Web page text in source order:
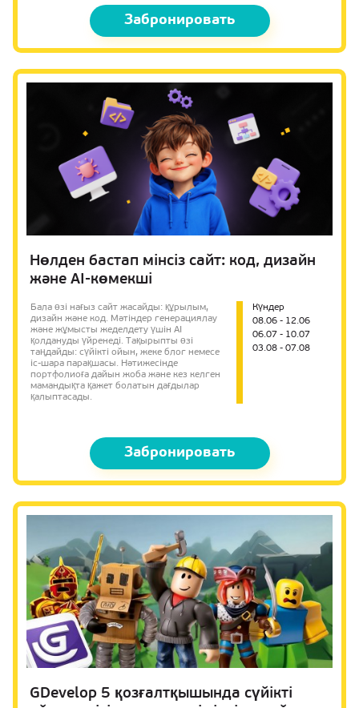
Забронировать
Нөлден бастап мінсіз сайт: код, дизайн
және AI-көмекші
Бала өзі нағыз сайт жасайды: құрылым,
дизайн және код. Мәтіндер генерациялау
және жұмысты жеделдету үшін AI
қолдануды үйренеді. Тақырыпты өзі
таңдайды: сүйікті ойын, жеке блог немесе
іс-шара парақшасы. Нәтижесінде
портфолиоға дайын жоба және кез келген
мамандықта қажет болатын дағдылар
қалыптасады.
Күндер
08.06 - 12.06
06.07 - 10.07
03.08 - 07.08
Забронировать
GDevelop 5 қозғалтқышында сүйікті